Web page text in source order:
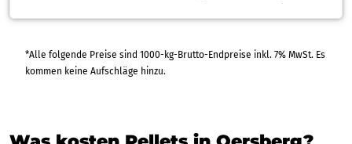
*Alle folgende Preise sind 1000-kg-Brutto-Endpreise inkl. 7% MwSt. Es
kommen keine Aufschläge hinzu.